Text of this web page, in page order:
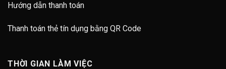
Hướng dẫn thanh toán
Thanh toán thẻ tín dụng bằng QR Code
THỜI GIAN LÀM VIỆC